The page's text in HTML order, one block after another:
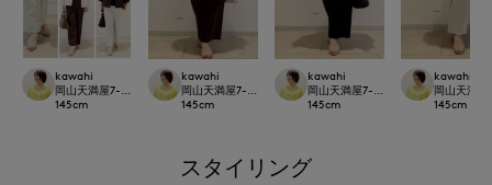
kawahi
岡山天満屋7-IDconcept.
145cm
kawahi
岡山天満屋7-IDconcept.
145cm
kawahi
岡山天満屋7-IDconcept.
145cm
kawahi
岡山天満
145cm
スタイリング